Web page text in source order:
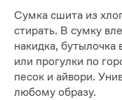
Сумка сшита из
стирать. В сумку
накидка,
или прогулки по
песок и айвори.
любому образу.